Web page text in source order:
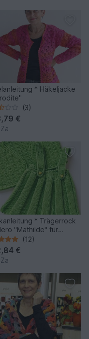
* Häkeljacke
(3)
€
* Trägerrock
"Mathilde" für
3M bis 6J
(12)
€